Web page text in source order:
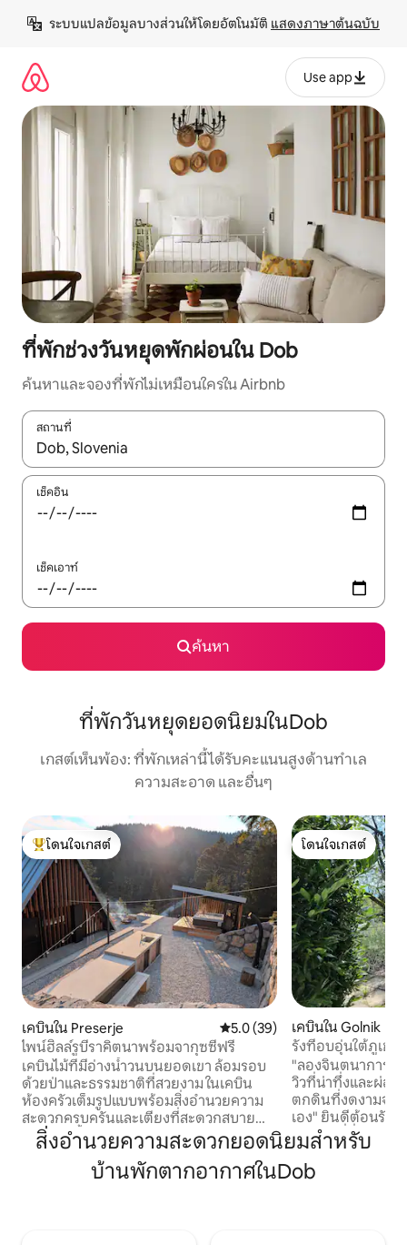
เนื้อหา
ระบบแปลข้อมูลบางส่วนให้โดยอัตโนมัติ แสดงภาษาต้นฉบับ
Use app
ที่พักช่วงวันหยุดพักผ่อนใน Dob
ค้นหาและจองที่พักไม่เหมือนใครใน Airbnb
สถานที่
ใช้ลูกศรขึ้นลง หรือใช้การสัมผัสหรือปัด เพื่อสำรวจผลการค้นหา
เช็คอิน
เช็คเอาท์
ค้นหา
ที่พักวันหยุดยอดนิยมในDob
เกสต์เห็นพ้อง: ที่พักเหล่านี้ได้รับคะแนนสูงด้านทำเล
ความสะอาด และอื่นๆ
โดนใจเกสต์ที่สุด
โดนใจเกสต์
เคบินใน Preserje คะแนนเฉลี่ย 5.0 จาก 5, 39 รีวิว
5.0 (39)
ไพน์ฮิลล์รูบี้ราคิตนาพร้อมจากุซซี่ฟรี
เคบินไม้ที่มีอ่างน้ำวนบนยอดเขา ล้อมรอบ
ด้วยป่าและธรรมชาติที่สวยงาม ในเคบิน
ห้องครัวเต็มรูปแบบพร้อมสิ่งอำนวยความ
สะดวกครบครันและเตียงที่สะดวกสบาย
พร้อมวิวชั้นบน ด้านหน้ากระท่อมมีระเบียง
สำหรับดื่มกาแฟ ห้องครัวกลางแจ้งที่กว้าง
ขวาง โต๊ะ เตาผิง และฝักบัวอาบน้ำพลังงาน
โดนใจเกสต์
โดนใจเกสต์
เคบินใน Golnik
รังที่อบอุ่นใต้ภูเข
"ลองจินตนาการถึ
วิวที่น่าทึ่งและผ่อ
ตกดินที่งดงามจา
เอง" ยินดีต้อนรับสู่บ้านหลังเล็กที่อบอุ่น
ของเรา ที่ซึ่งธรร
เงียบสงบและหุบเ
ฝันที่สวยงาม ที่นี่ล
สิ่งอำนวยความสะดวกยอดนิยมสำหรับ
บ้านพักตากอากาศในDob